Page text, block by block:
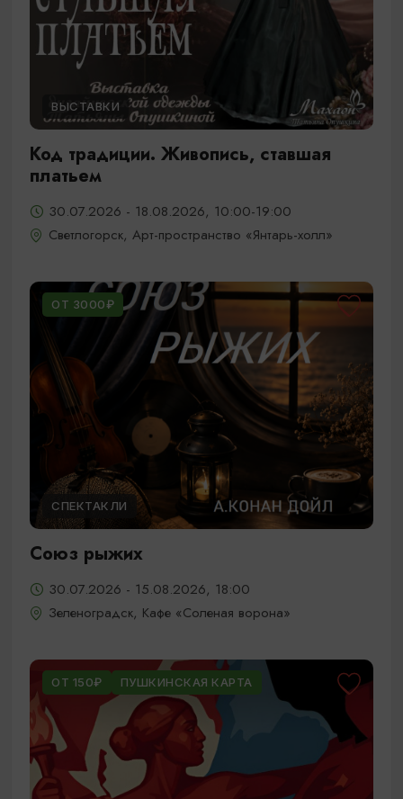
ВЫСТАВКИ
Код традиции. Живопись, ставшая
платьем
30.07.2026 - 18.08.2026, 10:00-19:00
Светлогорск, Арт-пространство «Янтарь-холл»
ОТ 3000₽
СПЕКТАКЛИ
Союз рыжих
30.07.2026 - 15.08.2026, 18:00
Зеленоградск, Кафе «Соленая ворона»
ОТ 150₽ ПУШКИНСКАЯ КАРТА